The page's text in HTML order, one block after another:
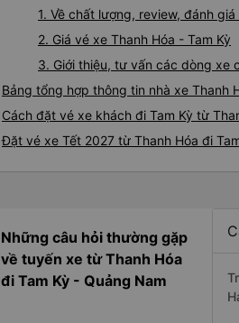
1. Về chất lượng, review, đánh
2. Giá vé xe Thanh Hóa - Tam Kỳ
3. Giới thiệu, tư vấn các dòng xe
Bảng tổng hợp thông tin nhà xe Thanh
Cách đặt vé xe khách đi Tam Kỳ từ
Đặt vé xe Tết 2027 từ Thanh Hóa đi
Những câu hỏi thường gặp
về tuyến xe từ Thanh Hóa
đi Tam Kỳ - Quảng Nam